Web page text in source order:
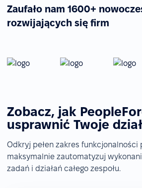
Zaufało nam 1600+
rozwijających się firm
Zobacz, jak
usprawnić Twoje
Odkryj pełen zakres funkcjonalności
maksymalnie zautomatyzuj
zadań i działań całego zespołu.